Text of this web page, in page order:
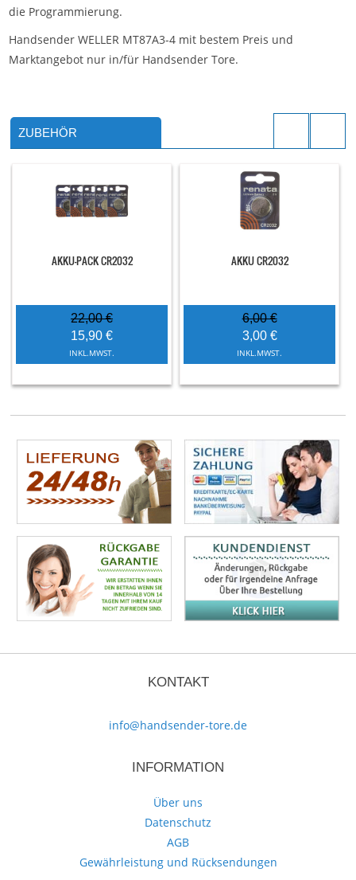
die Programmierung.
Handsender WELLER MT87A3-4 mit bestem Preis und
Marktangebot nur in/für Handsender Tore.
ZUBEHÖR
AKKU-PACK CR2032
22,00 €
15,90 €
INKL.MWST.
AKKU CR2032
6,00 €
3,00 €
INKL.MWST.
KONTAKT
info@handsender-tore.de
INFORMATION
Über uns
Datenschutz
AGB
Gewährleistung und Rücksendungen